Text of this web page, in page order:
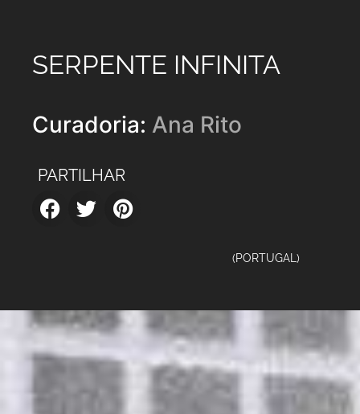
SERPENTE INFINITA
Curadoria: Ana Rito
PARTILHAR
(PORTUGAL)